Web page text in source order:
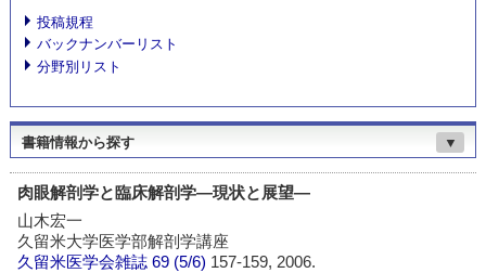
投稿規程
バックナンバーリスト
分野別リスト
書籍情報から探す ▼
肉眼解剖学と臨床解剖学―現状と展望―
山木宏一
久留米大学医学部解剖学講座
久留米医学会雑誌 69 (5/6) 157-159, 2006.